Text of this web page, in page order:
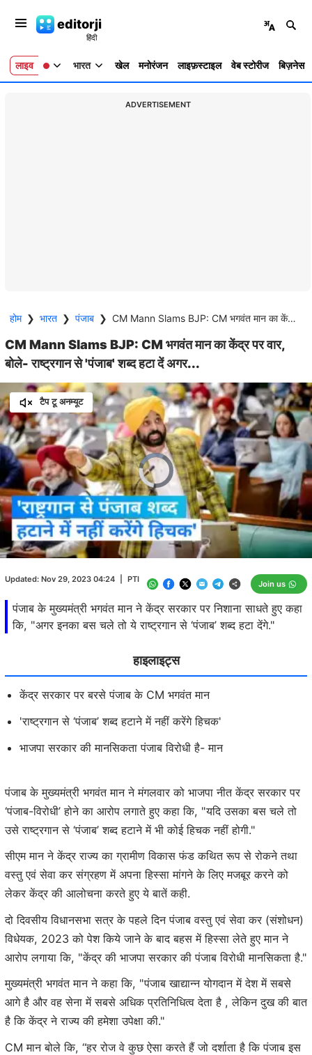
editorji
लाइव भारत खेल मनोरंजन लाइफ़स्टाइल वेब स्टोरीज बिज़नेस
ADVERTISEMENT
होम ❯ भारत ❯ पंजाब ❯ CM Mann Slams BJP: CM भगवंत मान का केंद्र पर वार, बोले- राष्ट्रगान से 'पंजाब' शब्द हटा दें अगर...
CM Mann Slams BJP: CM भगवंत मान का केंद्र पर वार,
बोले- राष्ट्रगान से 'पंजाब' शब्द हटा दें अगर...
पंजाब के मुख्यमंत्री भगवंत मान ने केंद्र सरकार पर निशाना साधते हुए कहा
कि, "अगर इनका बस चले तो ये राष्ट्रगान से ‘पंजाब’ शब्द हटा देंगे."
Updated: Nov 29, 2023 04:24 PTI Join us
टैप टू अनम्यूट
Video
Player
is
loading.
Unmute
/
Loaded:
0.00%
हाइलाइट्स
केंद्र सरकार पर बरसे पंजाब के CM भगवंत मान
'राष्ट्रगान से ‘पंजाब’ शब्द हटाने में नहीं करेंगे हिचक'
भाजपा सरकार की मानसिकता पंजाब विरोधी है- मान
पंजाब के मुख्यमंत्री भगवंत मान ने मंगलवार को भाजपा नीत केंद्र सरकार पर
‘पंजाब-विरोधी’ होने का आरोप लगाते हुए कहा कि, "यदि उसका बस चले तो
उसे राष्ट्रगान से ‘पंजाब’ शब्द हटाने में भी कोई हिचक नहीं होगी."
सीएम मान ने केंद्र राज्य का ग्रामीण विकास फंड कथित रूप से रोकने तथा
वस्तु एवं सेवा कर संग्रहण में अपना हिस्सा मांगने के लिए मजबूर करने को
लेकर केंद्र की आलोचना करते हुए ये बातें कही.
दो दिवसीय विधानसभा सत्र के पहले दिन पंजाब वस्तु एवं सेवा कर (संशोधन)
विधेयक, 2023 को पेश किये जाने के बाद बहस में हिस्सा लेते हुए मान ने
आरोप लगाया कि, "केंद्र की भाजपा सरकार की पंजाब विरोधी मानसिकता है."
मुख्यमंत्री भगवंत मान ने कहा कि, "पंजाब खाद्यान्न योगदान में देश में सबसे
आगे है और वह सेना में सबसे अधिक प्रतिनिधित्व देता है , लेकिन दुख की बात
है कि केंद्र ने राज्य की हमेशा उपेक्षा की."
CM मान बोले कि, ‘‘हर रोज वे कुछ ऐसा करते हैं जो दर्शाता है कि पंजाब इस